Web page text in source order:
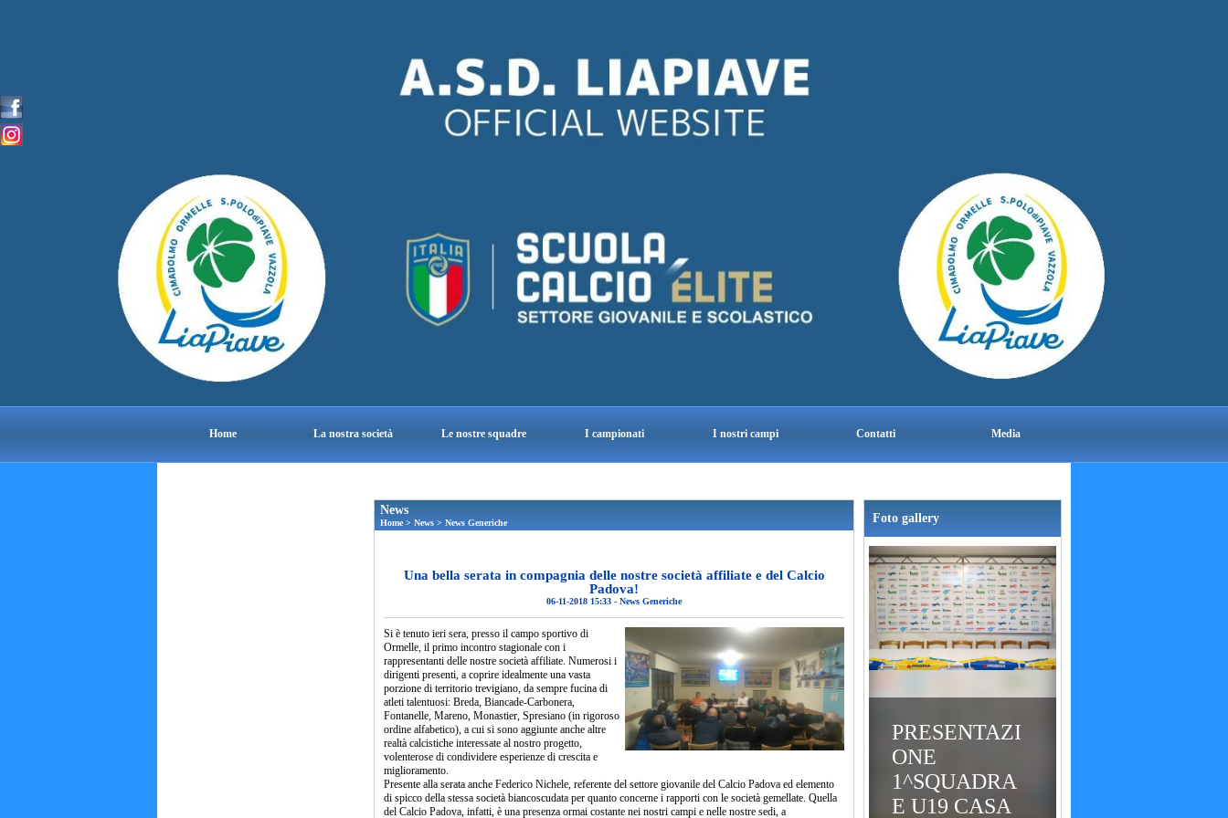
Home La nostra società Le nostre squadre I campionati I nostri campi Contatti Media
News
Home> News> News Generiche
Una bella serata in compagnia delle nostre società affiliate e del Calcio
Padova!
06-11-2018 15:33- News Generiche
Si è tenuto ieri sera, presso il campo sportivo di
Ormelle, il primo incontro stagionale con i
rappresentanti delle nostre società affiliate. Numerosi i
dirigenti presenti, a coprire idealmente una vasta
porzione di territorio trevigiano, da sempre fucina di
atleti talentuosi: Breda, Biancade-Carbonera,
Fontanelle, Mareno, Monastier, Spresiano (in rigoroso
ordine alfabetico), a cui si sono aggiunte anche altre
realtà calcistiche interessate al nostro progetto,
volenterose di condividere esperienze di crescita e
miglioramento.
Presente alla serata anche Federico Nichele, referente del settore giovanile del Calcio Padova ed elemento
di spicco della stessa società biancoscudata per quanto concerne i rapporti con le società gemellate. Quella
del Calcio Padova, infatti, è una presenza ormai costante nei nostri campi e nelle nostre sedi, a
Foto gallery
PRESENTAZI
ONE
1^SQUADRA
E U19 CASA